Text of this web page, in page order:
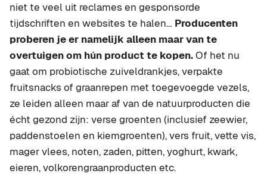
niet te veel uit reclames en gesponsorde
tijdschriften en websites te halen… Producenten
proberen je er namelijk alleen maar van te
overtuigen om hún product te kopen.Of het nu
gaat om probiotische zuiveldrankjes, verpakte
fruitsnacks of graanrepen met toegevoegde vezels,
ze leiden alleen maar af van de natuurproducten die
écht gezond zijn: verse groenten (inclusief zeewier,
paddenstoelen en kiemgroenten), vers fruit, vette vis,
mager vlees, noten, zaden, pitten, yoghurt, kwark,
eieren, volkorengraanproducten etc.